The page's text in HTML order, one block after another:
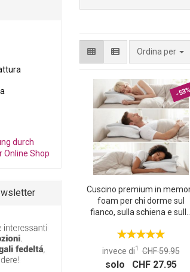
Ordina per
-53%
Cuscino premium in
foam per chi dorme sul
fianco, sulla schiena e sulla
ergonomico con fodera
lavabile per un sonno di
qualità
invece di1 CHF 59.95
solo CHF 27.95